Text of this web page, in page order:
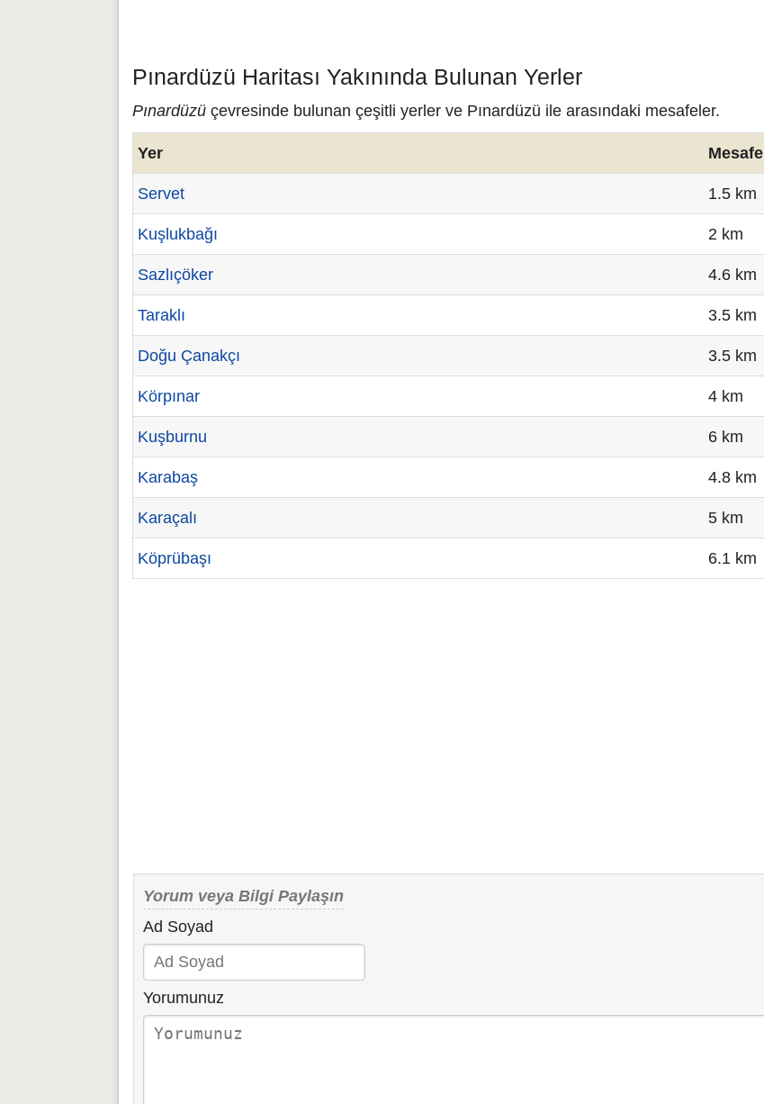
Pınardüzü Haritası Yakınında Bulunan Yerler
Pınardüzü çevresinde bulunan çeşitli yerler ve Pınardüzü ile arasındaki mesafeler.
Yer Mesafe
Servet 1.5 km
Kuşlukbağı 2 km
Sazlıçöker 4.6 km
Taraklı 3.5 km
Doğu Çanakçı 3.5 km
Körpınar 4 km
Kuşburnu 6 km
Karabaş 4.8 km
Karaçalı 5 km
Köprübaşı 6.1 km
Yorum veya Bilgi Paylaşın
Ad Soyad
Yorumunuz